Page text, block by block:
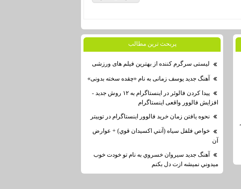
پربحث ترين مطالب
لیستی سرگرم کننده از بهترین فیلم های ورزشی
آهنگ جدید یوسف زمانی به نام «چقده سخته بدونی»
پیدا کردن فالوئر در اینستاگرام به ۱۲ روش جدید -
افزایش فالوور واقعی اینستاگرام
نحوه یافتن زمان خرید فالوور اینستاگرام در توییتر
خواص فلفل سياه (آنتي اكسيدان قوي) + عوارض
آن
آهنگ جديد سيروان خسروي به نام تو خودت خوب
ميدوني نميشه ازت دل بكنم